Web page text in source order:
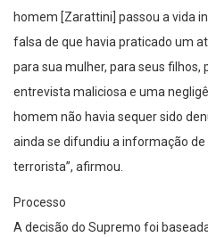
homem [Zarattini] passou a vida
falsa de que havia praticado um
para sua mulher, para seus filhos,
entrevista maliciosa e uma
homem não havia sequer sido
ainda se difundiu a informação
terrorista”, afirmou.
Processo
A decisão do Supremo foi